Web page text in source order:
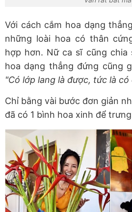
Với cách cắm hoa dạng
những loài hoa có thân
hợp hơn. Nữ ca sĩ cũng chia
hoa dạng thẳng đứng cũng
"Có lớp lang là được, tức là
Chỉ bằng vài bước đơn giản
đã có 1 bình hoa xinh để